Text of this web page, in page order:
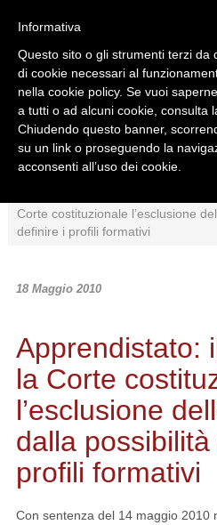
Ricerca in:
Sezione corrente
Tutto il sito
Corte costituzionale l’esclusione
definire i profili formativi
18 Maggio 2010
Apprendistato:
la Corte
l’esclusione
dalla
profili formativi
Con sentenza del 14 maggio 2010
Informativa
Questo sito o gli strumenti terzi da
di cookie necessari al
nella cookie policy. Se vuoi
a tutti o ad alcuni cookie, consulta
Chiudendo questo banner,
su un link o proseguendo la
acconsenti all’uso dei cookie.